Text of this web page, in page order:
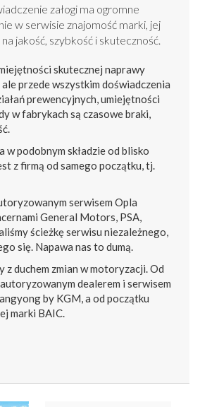
załogi ma ogromne
w serwisie znajomość marki, jej
jakość, szybkość i skuteczność.
skutecznej naprawy
przede wszystkim doświadczenia
prewencyjnych, umiejętności
w fabrykach są czasowe braki,
w podobnym składzie od blisko
z firmą od samego początku, tj.
serwisem Opla
General Motors, PSA,
ścieżkę serwisu niezależnego,
się. Napawa nas to dumą.
z duchem zmian w motoryzacji. Od
dealerem i serwisem
by KGM, a od początku
marki BAIC.